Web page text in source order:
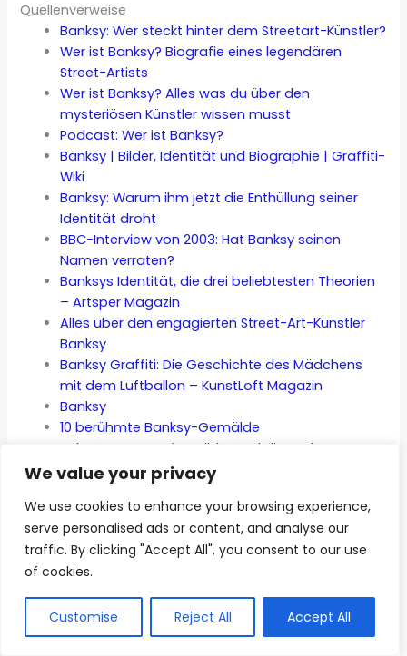
We value your privacy
We use cookies to enhance your browsing experience,
serve personalised ads or content, and analyse our
traffic. By clicking "Accept All", you consent to our use
of cookies.
Customise Reject All Accept All
Quellenverweise
Banksy: Wer steckt hinter dem Streetart-Künstler?
Wer ist Banksy? Biografie eines legendären
Street-Artists
Wer ist Banksy? Alles was du über den
mysteriösen Künstler wissen musst
Podcast: Wer ist Banksy?
Banksy | Bilder, Identität und Biographie | Graffiti-
Wiki
Banksy: Warum ihm jetzt die Enthüllung seiner
Identität droht
BBC-Interview von 2003: Hat Banksy seinen
Namen verraten?
Banksys Identität, die drei beliebtesten Theorien
– Artsper Magazin
Alles über den engagierten Street-Art-Künstler
Banksy
Banksy Graffiti: Die Geschichte des Mädchens
mit dem Luftballon – KunstLoft Magazin
Banksy
10 berühmte Banksy-Gemälde
Bekannteste Banksy Bilder und die Bedeutungen
von Banksy’s populärsten Werken
Urban Art
Wer ist Banksy? Alles was du über den
mysteriösen Künstler wissen musst
Banksy – ein politischer Künstler
Kunstwerke von Banksy- Was sagen sie uns über
unsere Gesellschaft?
Banksy zwischen Kunst und Kommerz: Eine Kritik